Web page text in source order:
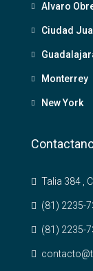
Alvaro
Ciudad
Monterrey
New York
Talia 384 ,
(81) 2235-
(81) 2235-